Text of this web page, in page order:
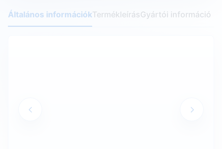
Általános információkTermékleírásGyártói információ